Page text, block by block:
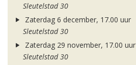
Sleutelstad 30
Zaterdag 6 december, 17.00 uur
Sleutelstad 30
Zaterdag 29 november, 17.00 uur
Sleutelstad 30